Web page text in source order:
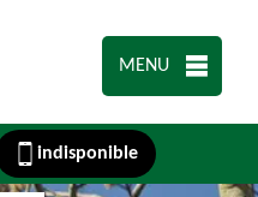
MENU
indisponible